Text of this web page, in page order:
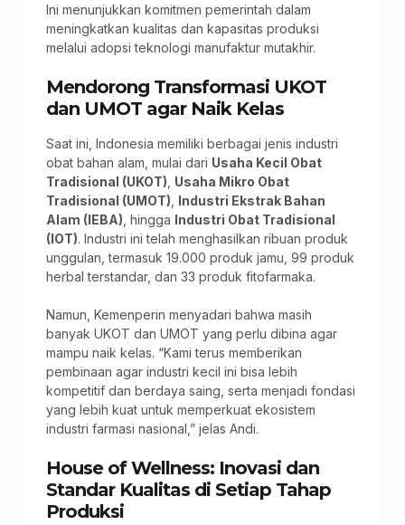
Ini menunjukkan komitmen pemerintah dalam
meningkatkan kualitas dan kapasitas produksi
melalui adopsi teknologi manufaktur mutakhir.
Mendorong Transformasi UKOT
dan UMOT agar Naik Kelas
Saat ini, Indonesia memiliki berbagai jenis industri
obat bahan alam, mulai dari Usaha Kecil Obat
Tradisional (UKOT) Usaha Mikro Obat
Tradisional (UMOT) Industri Ekstrak Bahan
Alam (IEBA) , hingga Industri Obat Tradisional
(IOT). Industri ini telah menghasilkan ribuan produk
unggulan, termasuk 19.000 produk jamu, 99 produk
herbal terstandar, dan 33 produk fitofarmaka.
Namun, Kemenperin menyadari bahwa masih
banyak UKOT dan UMOT yang perlu dibina agar
mampu naik kelas. “Kami terus memberikan
pembinaan agar industri kecil ini bisa lebih
kompetitif dan berdaya saing, serta menjadi fondasi
yang lebih kuat untuk memperkuat ekosistem
industri farmasi nasional,” jelas Andi.
House of Wellness: Inovasi dan
Standar Kualitas di Setiap Tahap
Produksi